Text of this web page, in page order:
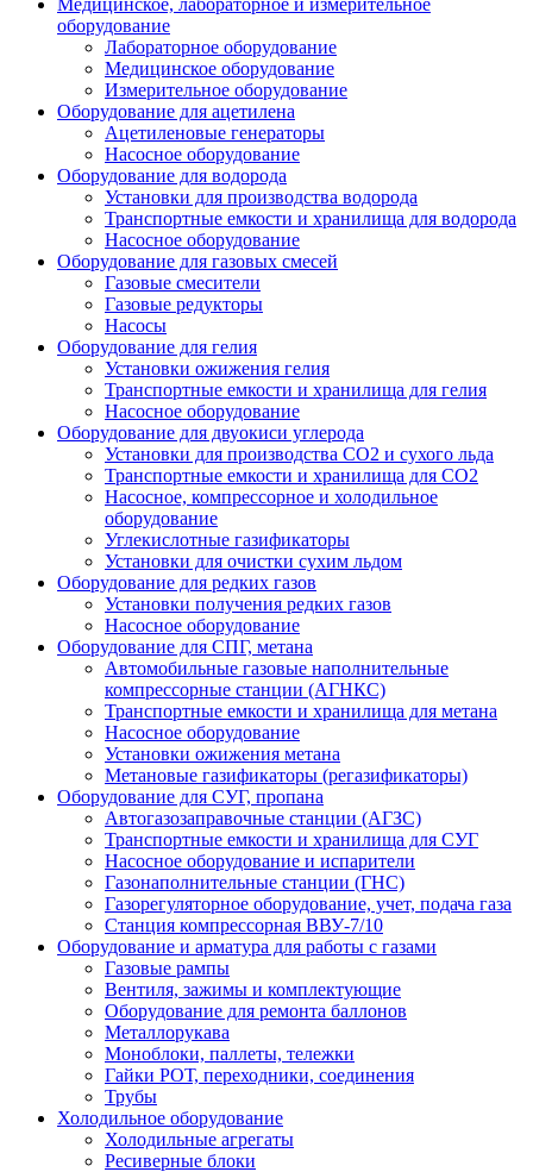
Медицинское, лабораторное и измерительное
оборудование
Лабораторное оборудование
Медицинское оборудование
Измерительное оборудование
Оборудование для ацетилена
Ацетиленовые генераторы
Насосное оборудование
Оборудование для водорода
Установки для производства водорода
Транспортные емкости и хранилища для водорода
Насосное оборудование
Оборудование для газовых смесей
Газовые смесители
Газовые редукторы
Насосы
Оборудование для гелия
Установки ожижения гелия
Транспортные емкости и хранилища для гелия
Насосное оборудование
Оборудование для двуокиси углерода
Установки для производства СО2 и сухого льда
Транспортные емкости и хранилища для CO2
Насосное, компрессорное и холодильное
оборудование
Углекислотные газификаторы
Установки для очистки сухим льдом
Оборудование для редких газов
Установки получения редких газов
Насосное оборудование
Оборудование для СПГ, метана
Автомобильные газовые наполнительные
компрессорные станции (АГНКС)
Транспортные емкости и хранилища для метана
Насосное оборудование
Установки ожижения метана
Метановые газификаторы (регазификаторы)
Оборудование для СУГ, пропана
Автогазозаправочные станции (АГЗС)
Транспортные емкости и хранилища для СУГ
Насосное оборудование и испарители
Газонаполнительные станции (ГНС)
Газорегуляторное оборудование, учет, подача газа
Станция компрессорная ВВУ-7/10
Оборудование и арматура для работы с газами
Газовые рампы
Вентиля, зажимы и комплектующие
Оборудование для ремонта баллонов
Металлорукава
Моноблоки, паллеты, тележки
Гайки РОТ, переходники, соединения
Трубы
Холодильное оборудование
Холодильные агрегаты
Ресиверные блоки